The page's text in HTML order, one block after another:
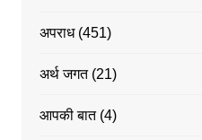
अपराध(451)
अर्थ जगत(21)
आपकी बात(4)